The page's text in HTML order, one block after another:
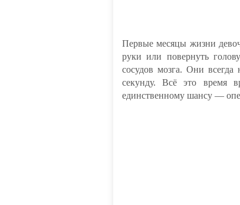
Первые месяцы жизни
руки или повернуть
сосудов мозга. Они всегда
секунду. Всё это время
единственному шансу —